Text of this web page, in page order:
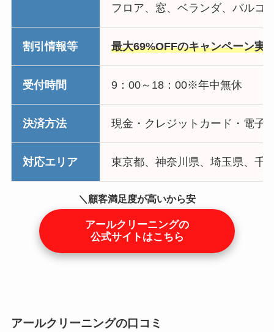
フロア、窓、ベランダ、バルコ
割引情報等 最大69%OFFのキャンペーン実
受付時間 9：00～18：00※年中無休
決済方法 現金・クレジットカード・電子
対応エリア 東京都、神奈川県、埼玉県、千
＼顧客満足度が高いから安
アールクリーニングの
公式サイトはこちら
アールクリーニングの口コミ